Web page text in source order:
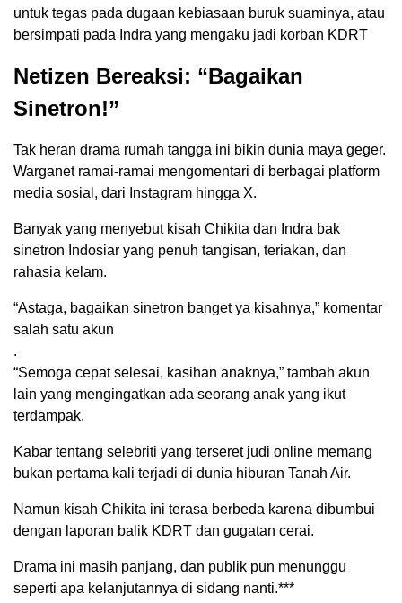
untuk tegas pada dugaan kebiasaan buruk suaminya, atau
bersimpati pada Indra yang mengaku jadi korban KDRT
Netizen Bereaksi: “Bagaikan
Sinetron!”
Tak heran drama rumah tangga ini bikin dunia maya geger.
Warganet ramai-ramai mengomentari di berbagai platform
media sosial, dari Instagram hingga X.
Banyak yang menyebut kisah Chikita dan Indra bak
sinetron Indosiar yang penuh tangisan, teriakan, dan
rahasia kelam.
“Astaga, bagaikan sinetron banget ya kisahnya,” komentar
salah satu akun
.
“Semoga cepat selesai, kasihan anaknya,” tambah akun
lain yang mengingatkan ada seorang anak yang ikut
terdampak.
Kabar tentang selebriti yang terseret judi online memang
bukan pertama kali terjadi di dunia hiburan Tanah Air.
Namun kisah Chikita ini terasa berbeda karena dibumbui
dengan laporan balik KDRT dan gugatan cerai.
Drama ini masih panjang, dan publik pun menunggu
seperti apa kelanjutannya di sidang nanti.***